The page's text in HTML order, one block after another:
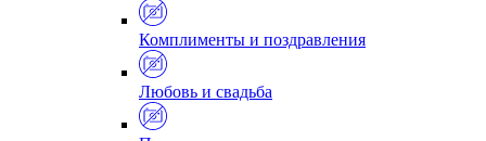
Комплименты и поздравления
Любовь и свадьба